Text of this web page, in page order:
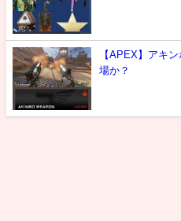
【APEX】アキ
場か？